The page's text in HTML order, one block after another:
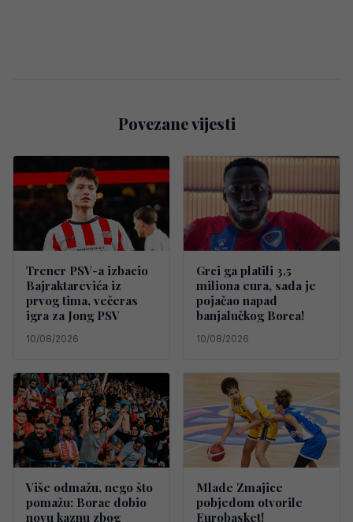
Povezane vijesti
Trener PSV-a izbacio
Bajraktarevića iz
prvog tima, večeras
igra za Jong PSV
10/08/2026
Grci ga platili 3,5
miliona eura, sada je
pojačao napad
banjalučkog Borca!
10/08/2026
Više odmažu, nego što
pomažu: Borac dobio
novu kaznu zbog
Mlade Zmajice
pobjedom otvorile
Eurobasket!